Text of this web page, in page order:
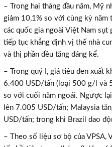
– Trong hai tháng đầu năm, Mỹ
giảm 10,1% so với cùng kỳ
các quốc gia ngoài Việt Nam sụt
tiếp tục khẳng định vị thế nhà
và thị phần đều tăng đáng kể.
– Trong quý I, giá tiêu đen xuất
6.400 USD/tấn (loại 500 g/l và
so với cuối năm ngoái. Ngược
lên 7.005 USD/tấn; Malaysia
USD/tấn; trong khi Brazil dao
– Theo số liệu sơ bộ của VPSA,